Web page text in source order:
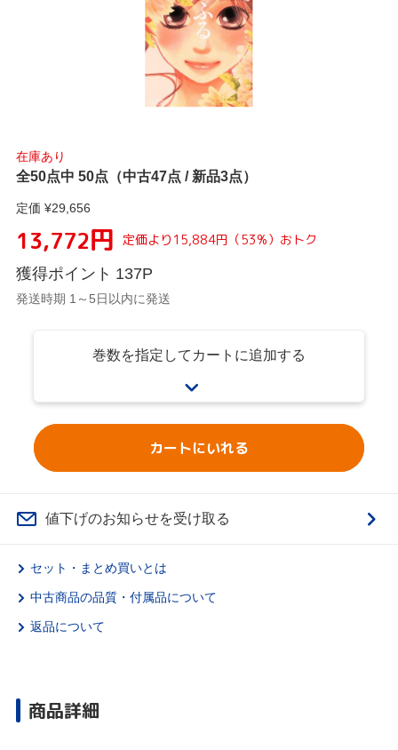
在庫あり
全50点中 50点（中古47点 / 新品3点）
定価 ¥29,656
13,772円 定価より 15,884円 （53%） おトク
獲得ポイント 137P
発送時期 1～5日以内に発送
巻数を指定してカートに追加する
カートにいれる
値下げのお知らせを受け取る
セット・まとめ買いとは
中古商品の品質・付属品について
返品について
商品詳細